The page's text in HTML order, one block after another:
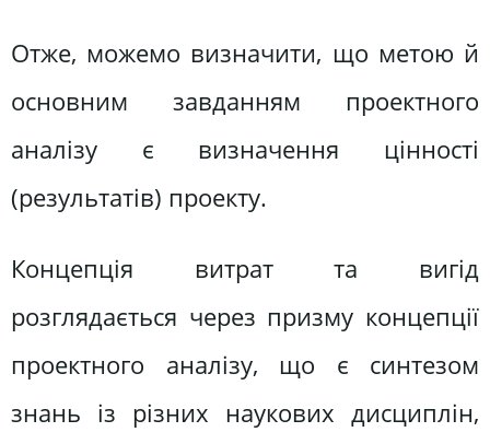
Отже, можемо визначити, що метою й
основним завданням проектного
аналізу є визначення цінності
(результатів) проекту.
Концепція витрат та вигід
розглядається через призму концепції
проектного аналізу, що є синтезом
знань із різних наукових дисциплін,